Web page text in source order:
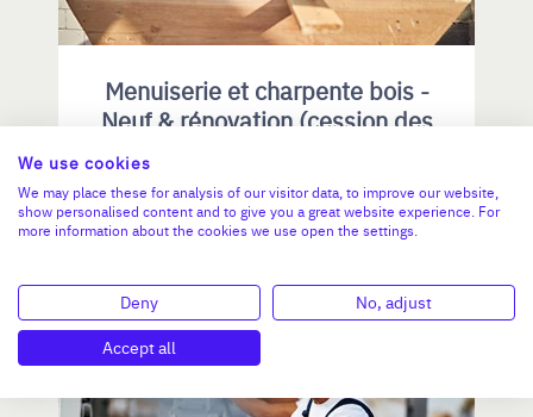
Menuiserie et charpente bois -
Neuf & rénovation (cession des
CA :1 500 000 €
Valeur demandée :680 000 €
NOUVELLE-AQUITAINE
We use cookies
We may place these for analysis of our visitor data, to improve our website,
show personalised content and to give you a great website experience. For
more information about the cookies we use open the settings.
Deny
No, adjust
Accept all